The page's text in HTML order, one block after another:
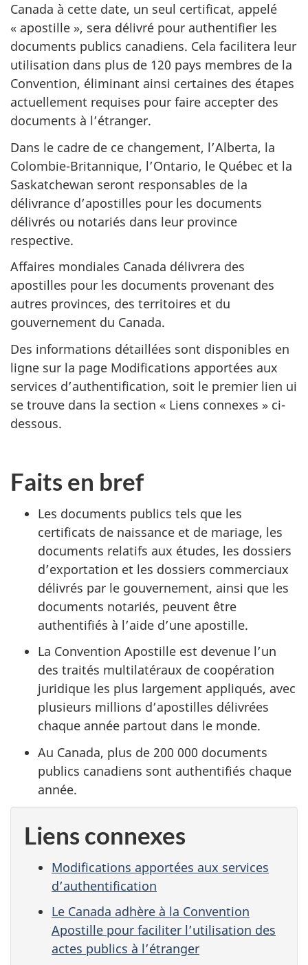
Canada à cette date, un seul certificat, appelé
« apostille », sera délivré pour authentifier les
documents publics canadiens. Cela facilitera leur
utilisation dans plus de 120 pays membres de la
Convention, éliminant ainsi certaines des étapes
actuellement requises pour faire accepter des
documents à l’étranger.
Dans le cadre de ce changement, l’Alberta, la
Colombie-Britannique, l’Ontario, le Québec et la
Saskatchewan seront responsables de la
délivrance d’apostilles pour les documents
délivrés ou notariés dans leur province
respective.
Affaires mondiales Canada délivrera des
apostilles pour les documents provenant des
autres provinces, des territoires et du
gouvernement du Canada.
Des informations détaillées sont disponibles en
ligne sur la page Modifications apportées aux
services d’authentification, soit le premier lien ui
se trouve dans la section « Liens connexes » ci-
dessous.
Faits en bref
Les documents publics tels que les
certificats de naissance et de mariage, les
documents relatifs aux études, les dossiers
d’exportation et les dossiers commerciaux
délivrés par le gouvernement, ainsi que les
documents notariés, peuvent être
authentifiés à l’aide d’une apostille.
La Convention Apostille est devenue l’un
des traités multilatéraux de coopération
juridique les plus largement appliqués, avec
plusieurs millions d’apostilles délivrées
chaque année partout dans le monde.
Au Canada, plus de 200 000 documents
publics canadiens sont authentifiés chaque
année.
Liens connexes
Modifications apportées aux services
d’authentification
Le Canada adhère à la Convention
Apostille pour faciliter l’utilisation des
actes publics à l’étranger